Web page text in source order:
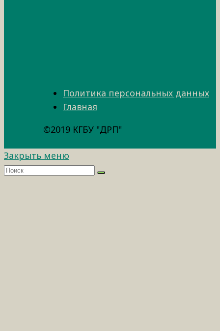
Политика персональных данных
Главная
©2019 КГБУ "ДРП"
Закрыть меню